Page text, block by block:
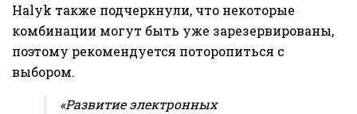
Halyk также подчеркнули, что некоторые
комбинации могут быть уже зарезервированы,
поэтому рекомендуется поторопиться с
выбором.
«Развитие электронных